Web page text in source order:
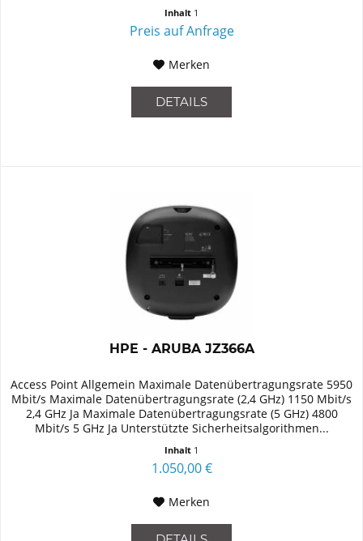
Inhalt 1
Preis auf Anfrage
Merken
DETAILS
HPE - ARUBA JZ366A
Access Point Allgemein Maximale Datenübertragungsrate 5950
Mbit/s Maximale Datenübertragungsrate (2,4 GHz) 1150 Mbit/s
2,4 GHz Ja Maximale Datenübertragungsrate (5 GHz) 4800
Mbit/s 5 GHz Ja Unterstützte Sicherheitsalgorithmen...
Inhalt 1
1.050,00 €
Merken